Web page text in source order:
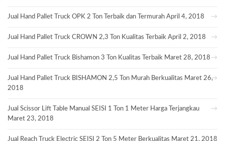
Jual Hand Pallet Truck OPK 2 Ton Terbaik dan Termurah April 4, 2018
Jual Hand Pallet Truck CROWN 2,3 Ton Kualitas Terbaik April 2, 2018
Jual Hand Pallet Truck Bishamon 3 Ton Kualitas Terbaik Maret 28, 2018
Jual Hand Pallet Truck BISHAMON 2,5 Ton Murah Berkualitas Maret 26,
2018
Jual Scissor Lift Table Manual SEISI 1 Ton 1 Meter Harga Terjangkau
Maret 23, 2018
Jual Reach Truck Electric SEISI 2 Ton 5 Meter Berkualitas Maret 21, 2018